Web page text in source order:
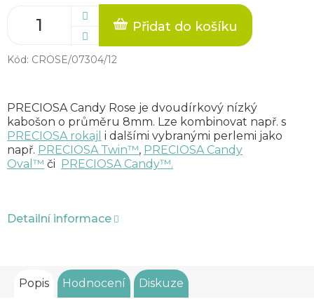
Přidat do košíku
Kód: CROSE/07304/12
PRECIOSA Candy Rose je dvoudírkový nízký
kabošon o průměru 8mm. Lze kombinovat např. s
PRECIOSA rokajl i dalšími vybranými perlemi jako
např. PRECIOSA Twin™, PRECIOSA Candy
Oval™ či PRECIOSA Candy™.
Detailní informace
Popis Hodnocení Diskuze